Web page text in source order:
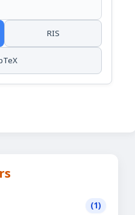
RIS
(1)